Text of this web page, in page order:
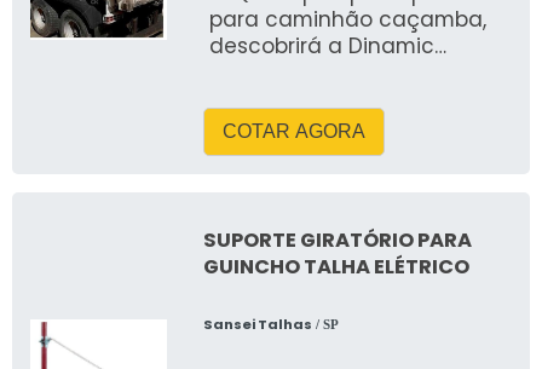
para caminhão caçamba,
descobrirá a Dinamic
COTAR AGORA
SUPORTE GIRATÓRIO PARA
GUINCHO TALHA ELÉTRICO
Sansei Talhas / SP